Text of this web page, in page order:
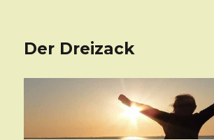
Der Dreizack